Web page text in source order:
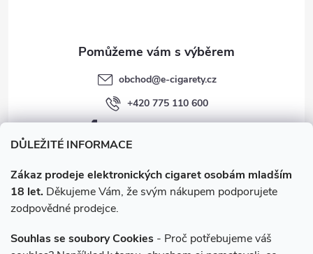
DŮLEŽITÉ INFORMACE
Zákaz prodeje elektronických cigaret osobám mladším
18 let. Děkujeme Vám, že svým nákupem podporujete
zodpovědné prodejce.
Souhlas se soubory Cookies - Proč potřebujeme váš
obchod@e-cigarety.cz
+420 775 110 600
facebook.com/e-cigarety.cz